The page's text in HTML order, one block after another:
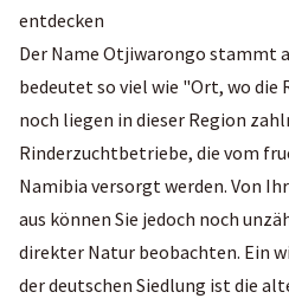
entdecken
Der Name Otjiwarongo stammt
bedeutet so viel wie "Ort, wo die
noch liegen in dieser Region
Rinderzuchtbetriebe, die vom
Namibia versorgt werden. Von
aus können Sie jedoch noch
direkter Natur beobachten. Ein
der deutschen Siedlung ist die